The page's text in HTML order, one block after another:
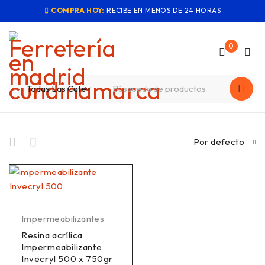
COMPRA HOY: RECIBE EN MENOS DE 24 HORAS
0
Por defecto
Impermeabilizantes
Resina acrílica
Impermeabilizante
Invecryl 500 x 750gr